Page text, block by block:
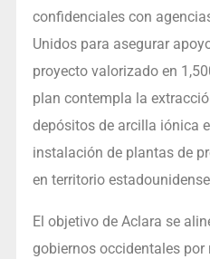
confidenciales con
Unidos para asegurar
proyecto valorizado en
plan contempla la
depósitos de arcilla iónica
instalación de plantas de
en territorio
El objetivo de Aclara se
gobiernos occidentales por